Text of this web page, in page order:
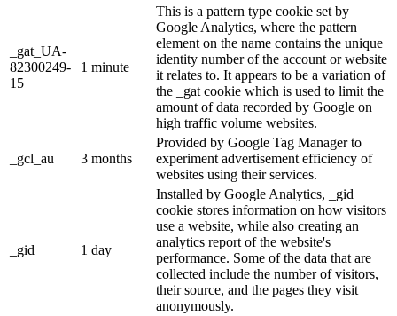
_gat_UA-
82300249-
15
1 minute
This is a pattern type cookie set by
Google Analytics, where the pattern
element on the name contains the unique
identity number of the account or website
it relates to. It appears to be a variation of
the _gat cookie which is used to limit the
amount of data recorded by Google on
high traffic volume websites.
_gcl_au 3 months
Provided by Google Tag Manager to
experiment advertisement efficiency of
websites using their services.
_gid 1 day
Installed by Google Analytics, _gid
cookie stores information on how visitors
use a website, while also creating an
analytics report of the website's
performance. Some of the data that are
collected include the number of visitors,
their source, and the pages they visit
anonymously.